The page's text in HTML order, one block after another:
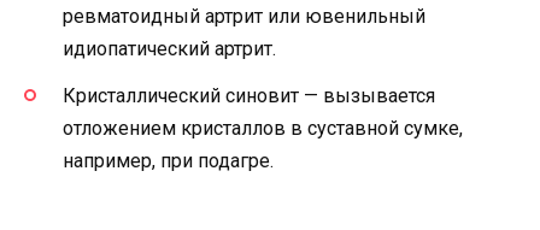
ревматоидный артрит или ювенильный
идиопатический артрит.
Кристаллический синовит — вызывается
отложением кристаллов в суставной сумке,
например, при подагре.